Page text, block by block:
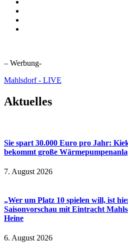
– Werbung-
Mahlsdorf - LIVE
Aktuelles
Sie spart 30.000 Euro pro Jahr:
bekommt große
7. August 2026
„Wer um Platz 10 spielen will, ist
Saisonvorschau mit Eintracht
Heine
6. August 2026